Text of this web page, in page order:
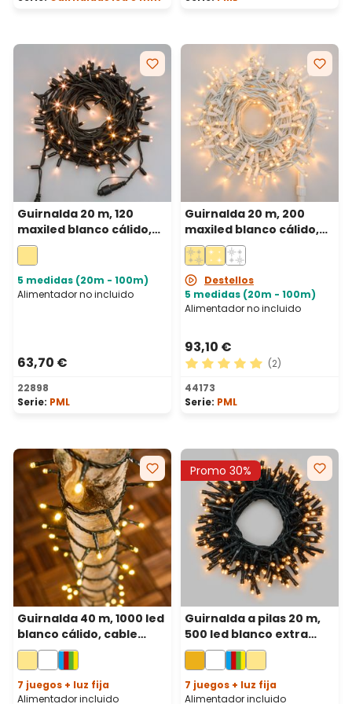
Guirnalda 20 m, 120
maxiled blanco cálido,
cable verde,
prolongable, IP67
5 medidas (20m - 100m)
Alimentador no incluido
63,70 €
22898
Serie: PML
Guirnalda 20 m, 200
maxiled blanco cálido,
cable blanco,
prolongable, IP67
Destellos
5 medidas (20m - 100m)
Alimentador no incluido
93,10 €
Calificación promedio de
(2)
44173
Serie: PML
Guirnalda 40 m, 1000 led
blanco cálido, cable
verde
7 juegos + luz fija
Alimentador incluido
Promo 30%
Guirnalda a pilas 20 m,
500 led blanco extra
cálido, cable verde, con
mando a distancia
7 juegos + luz fija
Alimentador incluido